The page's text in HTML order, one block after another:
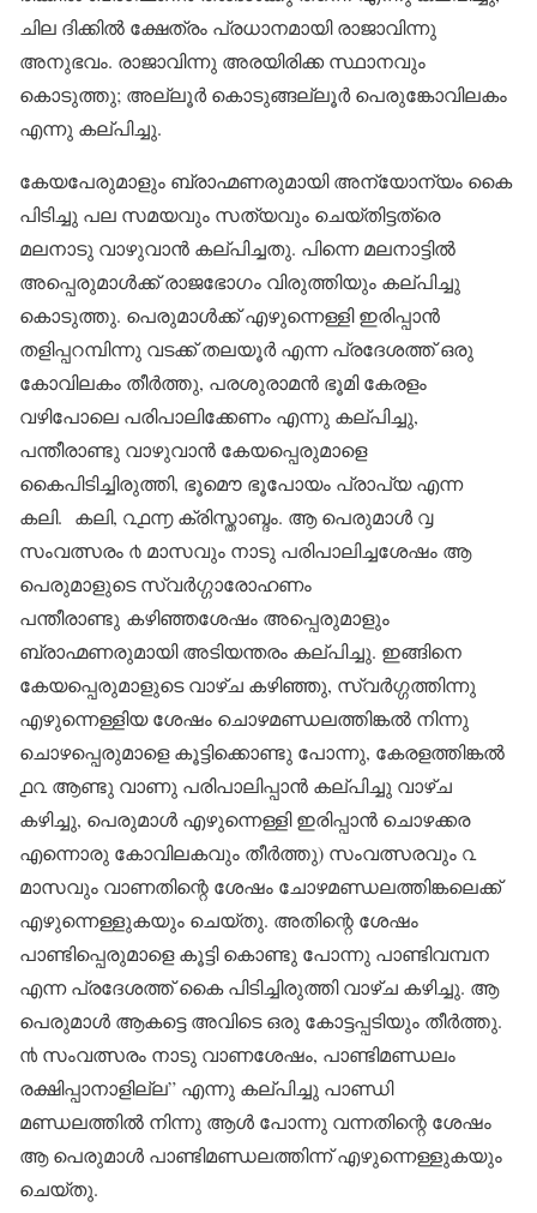
ചില ദിക്കിൽ ക്ഷേത്രം പ്രധാനമായി രാജാവിന്നു
അനുഭവം. രാജാവിന്നു അരയിരിക്ക സ്ഥാനവും
കൊടുത്തു; അല്ലൂർ കൊടുങ്ങല്ലൂർ പെരുങ്കോവിലകം
എന്നു കല്പിച്ചു.
കേയപേരുമാളും ബ്രാഹ്മണരുമായി അന്യോന്യം കൈ
പിടിച്ചു പല സമയവും സത്യവും ചെയ്തിട്ടത്രെ
മലനാടു വാഴുവാൻ കല്പിച്ചതു. പിന്നെ മലനാട്ടിൽ
അപ്പെരുമാൾക്ക് രാജഭോഗം വിരുത്തിയും കല്പിച്ചു
കൊടുത്തു. പെരുമാൾക്ക് എഴുന്നെള്ളി ഇരിപ്പാൻ
തളിപ്പറമ്പിന്നു വടക്ക് തലയൂർ എന്ന പ്രദേശത്ത് ഒരു
കോവിലകം തീർത്തു, പരശുരാമൻ ഭൂമി കേരളം
വഴിപോലെ പരിപാലിക്കേണം എന്നു കല്പിച്ചു,
പന്തീരാണ്ടു വാഴുവാൻ കേയപ്പെരുമാളെ
കൈപിടിച്ചിരുത്തി, ഭൂമൌ ഭൂപോയം പ്രാപ്യ എന്ന
കലി. കലി, ൨൧൬ ക്രിസ്താബ്ദം. ആ പെരുമാൾ ൮
സംവത്സരം ൪ മാസവും നാടു പരിപാലിച്ചശേഷം ആ
പെരുമാളുടെ സ്വർഗ്ഗാരോഹണം
പന്തീരാണ്ടു കഴിഞ്ഞശേഷം അപ്പെരുമാളും
ബ്രാഹ്മണരുമായി അടിയന്തരം കല്പിച്ചു. ഇങ്ങിനെ
കേയപ്പെരുമാളുടെ വാഴ്ച കഴിഞ്ഞു, സ്വർഗ്ഗത്തിന്നു
എഴുന്നെള്ളിയ ശേഷം ചൊഴമണ്ഡലത്തിങ്കൽ നിന്നു
ചൊഴപ്പെരുമാളെ കൂട്ടിക്കൊണ്ടു പോന്നു, കേരളത്തിങ്കൽ
൧൨ ആണ്ടു വാണു പരിപാലിപ്പാൻ കല്പിച്ചു വാഴ്ച
കഴിച്ചു, പെരുമാൾ എഴുന്നെള്ളി ഇരിപ്പാൻ ചൊഴക്കര
എന്നൊരു കോവിലകവും തീർത്തു) സംവത്സരവും ൨
മാസവും വാണതിന്റെ ശേഷം ചോഴമണ്ഡലത്തിങ്കലെക്ക്
എഴുന്നെള്ളുകയും ചെയ്തു. അതിന്റെ ശേഷം
പാണ്ടിപ്പെരുമാളെ കൂട്ടി കൊണ്ടു പോന്നു പാണ്ടിവമ്പന
എന്ന പ്രദേശത്ത് കൈ പിടിച്ചിരുത്തി വാഴ്ച കഴിച്ചു. ആ
പെരുമാൾ ആകട്ടെ അവിടെ ഒരു കോട്ടപ്പടിയും തീർത്തു.
൯ സംവത്സരം നാടു വാണശേഷം, പാണ്ടിമണ്ഡലം
രക്ഷിപ്പാനാളില്ല” എന്നു കല്പിച്ചു പാണ്ഡി
മണ്ഡലത്തിൽ നിന്നു ആൾ പോന്നു വന്നതിന്റെ ശേഷം
ആ പെരുമാൾ പാണ്ടിമണ്ഡലത്തിന്ന് എഴുന്നെള്ളുകയും
ചെയ്തു.